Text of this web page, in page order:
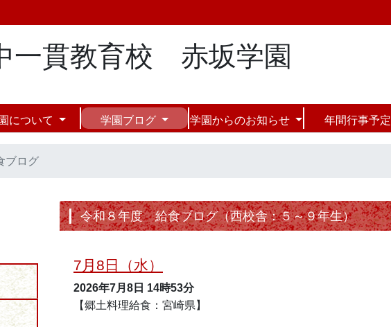
一貫教育校 赤坂学園
について 学園ブログ 学園からのお知らせ 年間行事予定
ブログ
令和８年度 給食ブログ（西校舎：５～９年生）
7月8日（水）
2026年7月8日 14時53分
【郷土料理給食：宮崎県】